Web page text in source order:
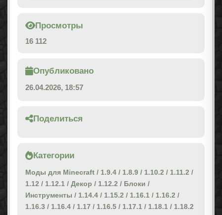
Просмотры
16 112
Опубликовано
26.04.2026, 18:57
Поделиться
Категории
Моды для Minecraft / 1.9.4 / 1.8.9 / 1.10.2 / 1.11.2 /
1.12 / 1.12.1 / Декор / 1.12.2 / Блоки /
Инструменты / 1.14.4 / 1.15.2 / 1.16.1 / 1.16.2 /
1.16.3 / 1.16.4 / 1.17 / 1.16.5 / 1.17.1 / 1.18.1 / 1.18.2